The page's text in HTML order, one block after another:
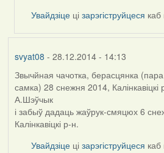
Увайдзіце цізарэгіструйцеся каб
svyat08 - 28.12.2014 - 14:13
Звычйная чачотка, берасцянка
самка) 28 снежня 2014, Калінкавіцкі
А.Шэўчык
і забыў дадаць жаўрук-смяцюх 6
Калінкавіцкі р-н.
Увайдзіце цізарэгіструйцеся каб